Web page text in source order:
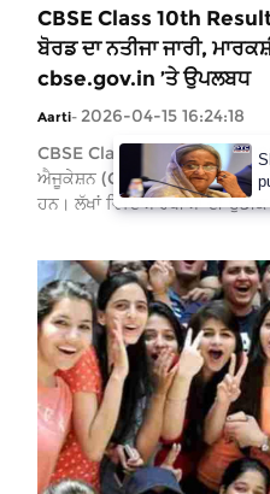
CBSE Class 10th
ਬੋਰਡ ਦਾ ਨਤੀਜਾ ਜਾਰੀ,
cbse.gov.in ’ਤੇ ਉਪਲਬਧ
Aarti- 2026-04-15 16:24:18
CBSE Class 10th Result
ਐਜੂਕੇਸ਼ਨ (CBSE) ਨੇ 10ਵੀਂ ਬੋਰਡ
ਹਨ। ਲੱਖਾਂ ਵਿਦਿਆਰਥੀਆਂ ਦੀ